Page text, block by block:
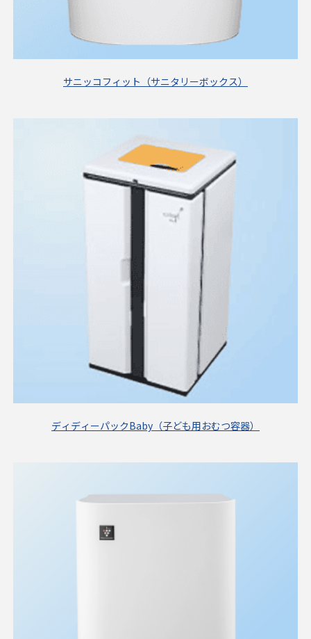
サニッコフィット（サニタリーボックス）
ディディーパックBaby（子ども用おむつ容器）